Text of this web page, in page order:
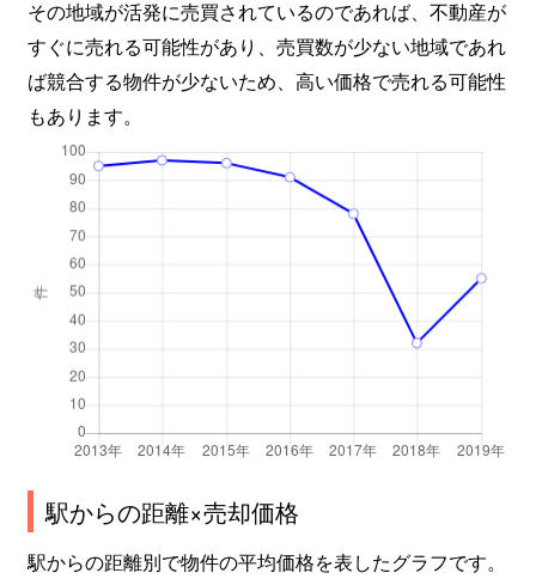
その地域が活発に売買されているのであれば、不動産が
すぐに売れる可能性があり、売買数が少ない地域であれ
ば競合する物件が少ないため、高い価格で売れる可能性
もあります。
駅からの距離×売却価格
駅からの距離別で物件の平均価格を表したグラフです。